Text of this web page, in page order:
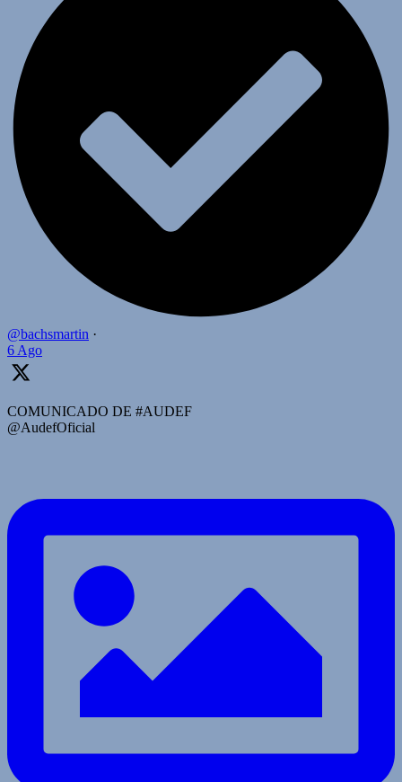
@bachsmartin ·
6 Ago
COMUNICADO DE #AUDEF
@AudefOficial